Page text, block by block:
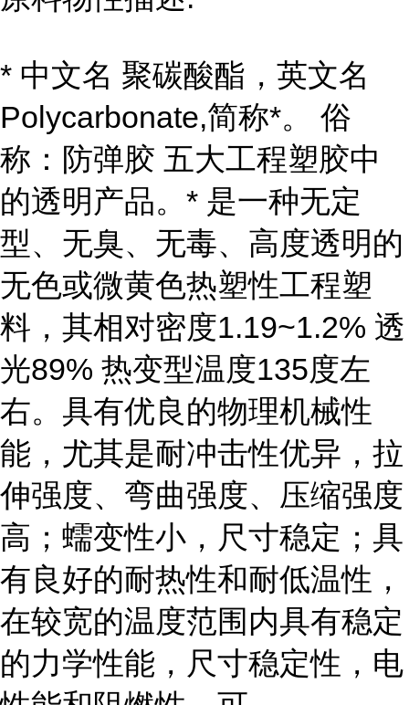
* 中文名 聚碳酸酯，英文名
Polycarbonate,简称*。 俗
称：防弹胶 五大工程塑胶中
的透明产品。* 是一种无定
型、无臭、无毒、高度透明的
无色或微黄色热塑性工程塑
料，其相对密度1.19~1.2% 透
光89% 热变型温度135度左
右。具有优良的物理机械性
能，尤其是耐冲击性优异，拉
伸强度、弯曲强度、压缩强度
高；蠕变性小，尺寸稳定；具
有良好的耐热性和耐低温性，
在较宽的温度范围内具有稳定
的力学性能，尺寸稳定性，电